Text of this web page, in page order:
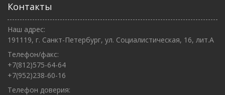
Контакты
Наш адрес:
191119, г. Санкт-Петербург, ул. Социалистическая, 16, лит.А
Телефон/факс:
+7(812)575-64-64
+7(952)238-60-16
Телефон доверия: